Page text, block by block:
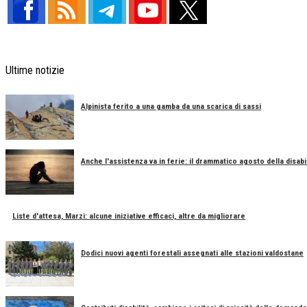
Ultime notizie
Alpinista ferito a una gamba da una scarica di sassi
Anche l'assistenza va in ferie: il drammatico agosto della
Liste d'attesa, Marzi: alcune iniziative efficaci, altre da migliorare
Dodici nuovi agenti forestali assegnati alle stazioni valdostane